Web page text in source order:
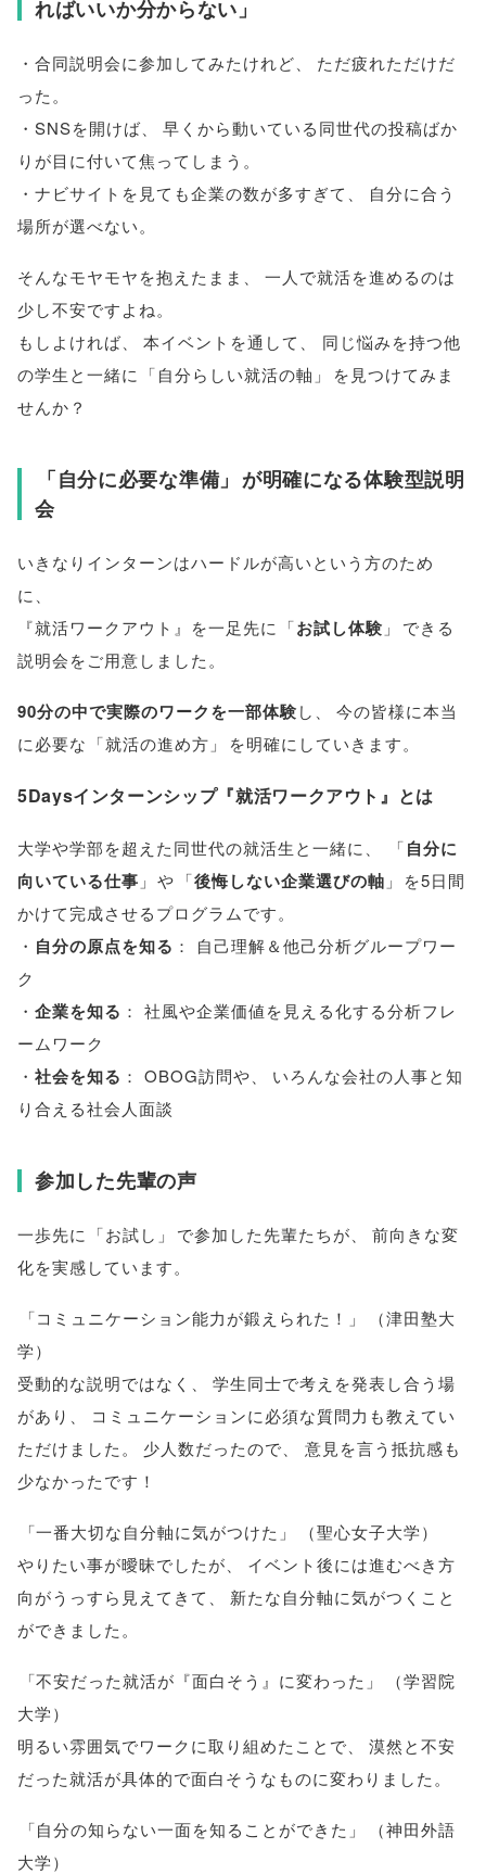
ればいいか分からない 」
・合同説明会に参加してみたけれど、
ただ疲れただけだ
った。
・SNSを開けば、
早くから動いている同世代の投稿ばか
りが目に付いて焦ってしまう 。
・ナビサイトを見ても企業の数が多すぎて 、
自分に合う
場所が選べない。
そんなモヤモヤを抱えたまま 、
一人で就活を進めるのは
少し不安ですよね。
もしよければ、 本イベントを通して 、
同じ悩みを持つ他
の学生と一緒に 「自分らしい就活の軸 」
を見つけてみま
せんか？
「自分に必要な準備」 が明確になる体験型説明
会
いきなりインターンはハードルが高いという方のため
に、
『就活ワークアウト』を一足先に 「お試し体験 」
できる
説明会をご用意しました。
90分の中で実際のワークを一部体験し 、
今の皆様に本当
に必要な 「就活の進め方 」 を明確にしていきます。
5Daysインターンシップ『就活ワークアウト』とは
大学や学部を超えた同世代の就活生と一緒に 「自分に
向いている仕事 」 や 「後悔しない企業選びの軸 」
を5日間
かけて完成させるプログラムです。
・ 自分の原点を知る ： 自己理解＆他己分析グループワー
ク
・ 企業を知る ： 社風や企業価値を見える化する分析フレ
ームワーク
・ 社会を知る ： OBOG訪問や
いろんな会社の人事と知
り合える社会人面談
参加した先輩の声
一歩先に 「お試し 」 で参加した先輩たちが
前向きな変
化を実感しています。
「コミュニケーション能力が鍛えられた！ 」 （津田塾大
学）
受動的な説明ではなく
学生同士で考えを発表し合う場
があり
コミュニケーションに必須な質問力も教えてい
ただけました 。 少人数だったので
意見を言う抵抗感も
少なかったです！
「一番大切な自分軸に気がつけた 」 （聖心女子大学）
やりたい事が曖昧でしたが
イベント後には進むべき方
向がうっすら見えてきて
新たな自分軸に気がつくこと
ができました 。
「不安だった就活が『面白そう』に変わった 」 （学習院
大学）
明るい雰囲気でワークに取り組めたことで
漠然と不安
だった就活が具体的で面白そうなものに変わりました 。
「自分の知らない一面を知ることができた 」 （神田外語
大学）